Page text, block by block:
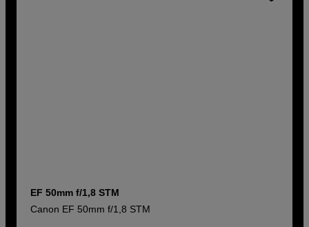
EF 50mm f/1,8 STM
Canon EF 50mm f/1,8 STM